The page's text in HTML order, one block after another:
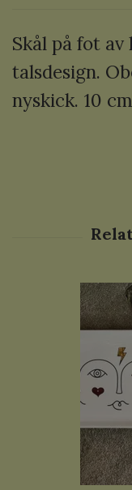
Skål på fot
talsdesign.
nyskick. 10